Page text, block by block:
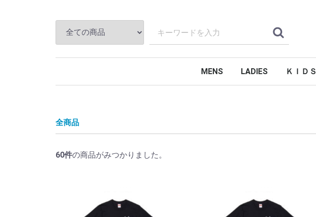
MENS LADIES ＫＩＤＳ
全商品
60件の商品がみつかりました。